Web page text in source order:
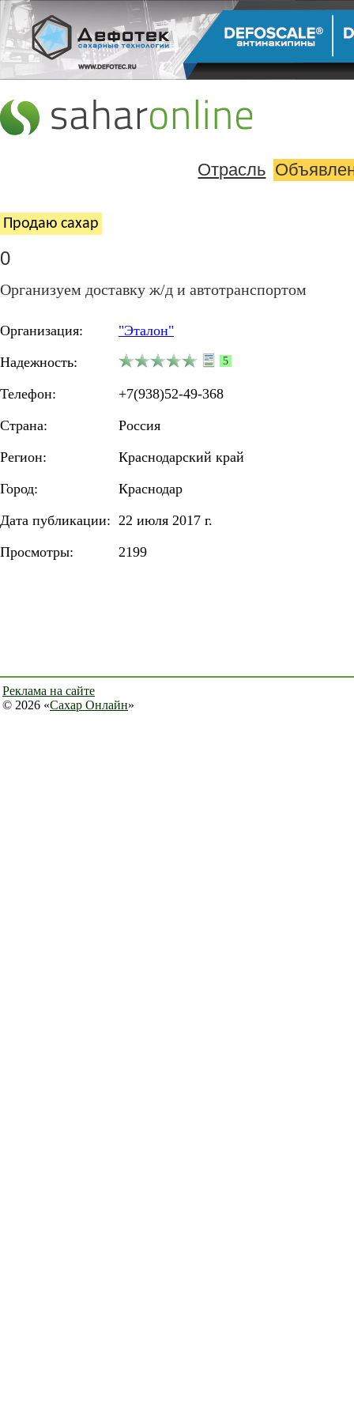
Отрасль
Продаю cахар
0
Организуем доставку ж/д и автотранспортом
Организация:
"Эталон"
Надежность:
5
Телефон:
+7(938)52-49-368
Страна:
Россия
Регион:
Краснодарский край
Город:
Краснодар
Дата публикации: 22 июля 2017 г.
Просмотры:
2199
Реклама на сайте
© 2026 «Сахар Онлайн»